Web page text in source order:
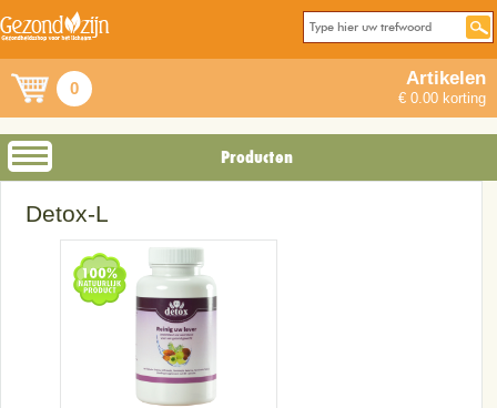
0 Artikelen
€ 0.00 korting
Producten
Detox-L